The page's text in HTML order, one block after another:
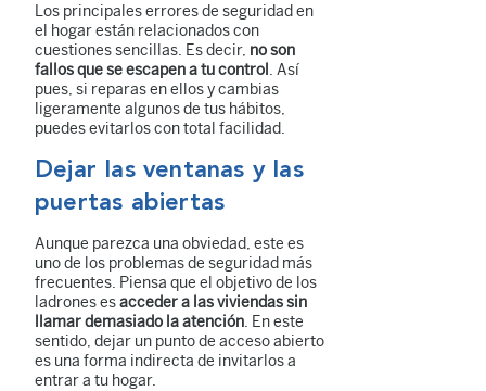
Los principales errores de seguridad en
el hogar están relacionados con
cuestiones sencillas. Es decir, no son
fallos que se escapen a tu control . Así
pues, si reparas en ellos y cambias
ligeramente algunos de tus hábitos,
puedes evitarlos con total facilidad.
Dejar las ventanas y las
puertas abiertas
Aunque parezca una obviedad, este es
uno de los problemas de seguridad más
frecuentes. Piensa que el objetivo de los
ladrones esacceder a las viviendas sin
llamar demasiado la atención. En este
sentido, dejar un punto de acceso abierto
es una forma indirecta de invitarlos a
entrar a tu hogar.